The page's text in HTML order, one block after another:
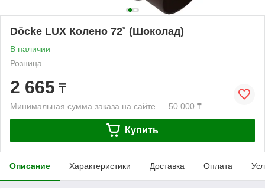
Döcke LUX Колено 72˚ (Шоколад)
В наличии
Розница
2 665 ₸
Минимальная сумма заказа на сайте — 50 000 ₸
Купить
Описание Характеристики Доставка Оплата